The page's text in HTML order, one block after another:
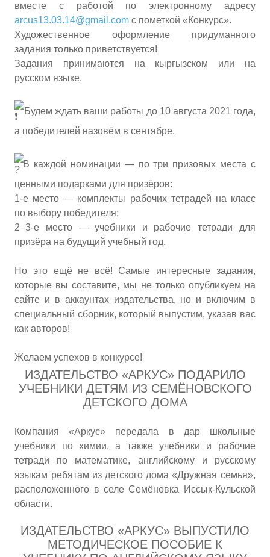
вместе с работой по электронному адресу
arcus13.03.14@gmail.com с пометкой «Конкурс».
Художественное оформление придуманного
задания только приветствуется!
Задания принимаются на кыргызском или на
русском языке.
Будем ждать ваши работы до 10 августа 2021 года,
а победителей назовём в сентябре.
В каждой номинации — по три призовых места с
ценными подарками для призёров:
1-е место — комплекты рабочих тетрадей на класс
по выбору победителя;
2–3-е место — учебники и рабочие тетради для
призёра на будущий учебный год.
Но это ещё не всё! Самые интересные задания,
которые вы составите, мы не только опубликуем на
сайте и в аккаунтах издательства, но и включим в
специальный сборник, который выпустим, указав вас
как авторов!
Желаем успехов в конкурсе!
ИЗДАТЕЛЬСТВО «АРКУС» ПОДАРИЛО
УЧЕБНИКИ ДЕТЯМ ИЗ СЕМЁНОВСКОГО
ДЕТСКОГО ДОМА
Компания «Аркус» передала в дар школьные
учебники по химии, а также учебники и рабочие
тетради по математике, английскому и русскому
языкам ребятам из детского дома «Дружная семья»,
расположенного в селе Семёновка Иссык-Кульской
области.
ИЗДАТЕЛЬСТВО «АРКУС» ВЫПУСТИЛО
МЕТОДИЧЕСКОЕ ПОСОБИЕ К